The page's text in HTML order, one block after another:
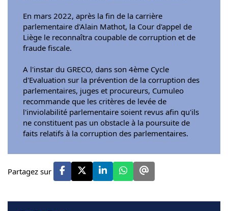
En mars 2022, après la fin de la carrière
parlementaire d'Alain Mathot, la Cour d'appel de
Liège le reconnaîtra coupable de corruption et de
fraude fiscale.
A l'instar du GRECO, dans son 4ème Cycle
d'Evaluation sur la prévention de la corruption des
parlementaires, juges et procureurs, Cumuleo
recommande que les critères de levée de
l'inviolabilité parlementaire soient revus afin qu'ils
ne constituent pas un obstacle à la poursuite de
faits relatifs à la corruption des parlementaires.
Partagez sur